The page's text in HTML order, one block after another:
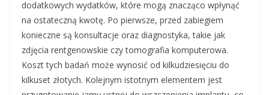
dodatkowych wydatków, które mogą znacząco wpłynąć
na ostateczną kwotę. Po pierwsze, przed zabiegiem
konieczne są konsultacje oraz diagnostyka, takie jak
zdjęcia rentgenowskie czy tomografia komputerowa.
Koszt tych badań może wynosić od kilkudziesięciu do
kilkuset złotych. Kolejnym istotnym elementem jest